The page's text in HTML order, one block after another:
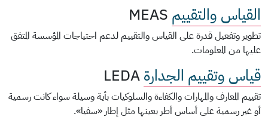
القياس والتقييم MEAS
تطوير وتفعيل قدرة على القياس والتقييم لدعم احتياجات المؤسسة المتفق
عليها من المعلومات.
قياس وتقييم الجدارةLEDA
تقييم المعارف والمهارات والكفاءة والسلوكيات بأية وسيلة سواء كانت رسمية
أو غير رسمية على أساس أطر بعينها مثل إطار «سفيا».